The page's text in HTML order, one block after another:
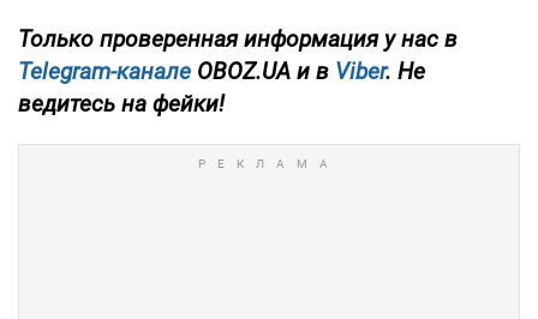
Только проверенная информация у нас в
Telegram-канале OBOZ.UA и в Viber. Не
ведитесь на фейки!